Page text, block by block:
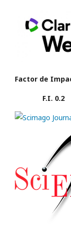
Factor de
F.I. 0.2